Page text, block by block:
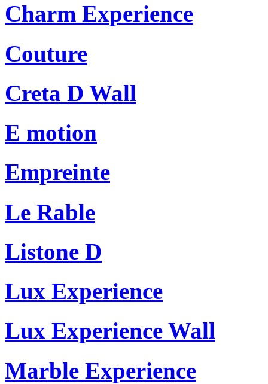
Charm Experience
Couture
Creta D Wall
E motion
Empreinte
Le Rable
Listone D
Lux Experience
Lux Experience Wall
Marble Experience